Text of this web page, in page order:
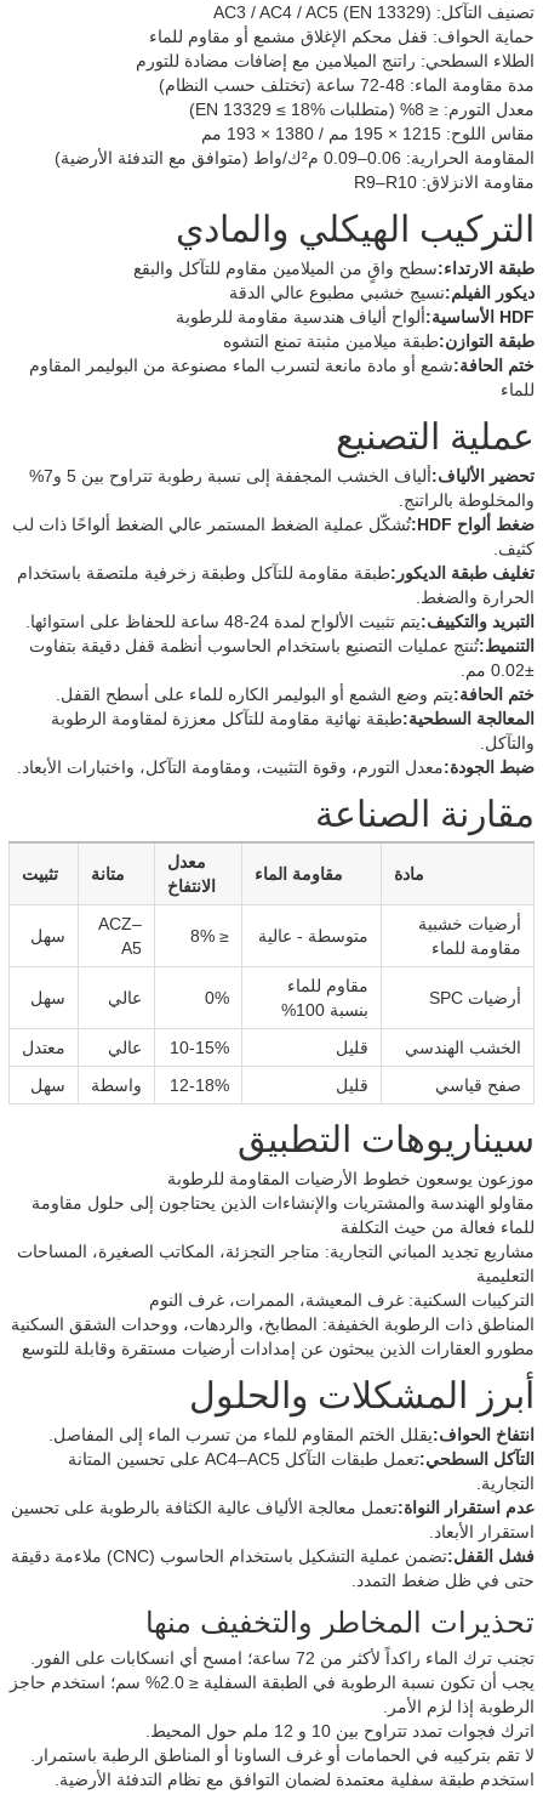
تصنيف التآكل: AC3 / AC4 / AC5 (EN 13329)
حماية الحواف: قفل محكم الإغلاق مشمع أو مقاوم للماء
الطلاء السطحي: راتنج الميلامين مع إضافات مضادة للتورم
مدة مقاومة الماء: 48-72 ساعة (تختلف حسب النظام)
معدل التورم: ≤ 8% (متطلبات EN 13329 ≤ 18%)
مقاس اللوح: 1215 × 195 مم / 1380 × 193 مم
المقاومة الحرارية: 0.06–0.09 م²ك/واط (متوافق مع التدفئة الأرضية)
مقاومة الانزلاق: R9–R10
التركيب الهيكلي والمادي
طبقة الارتداء:سطح واقٍ من الميلامين مقاوم للتآكل والبقع
ديكور الفيلم:نسيج خشبي مطبوع عالي الدقة
HDF الأساسية:
ألواح ألياف هندسية مقاومة للرطوبة
طبقة التوازن:طبقة ميلامين مثبتة تمنع التشوه
ختم الحافة:شمع أو مادة مانعة لتسرب الماء مصنوعة من البوليمر المقاوم
للماء
عملية التصنيع
تحضير الألياف:
ألياف الخشب المجففة إلى نسبة رطوبة تتراوح بين 5 و7%
والمخلوطة بالراتنج.
ضغط ألواح HDF:
تُشكّل عملية الضغط المستمر عالي الضغط ألواحًا ذات لب
كثيف.
تغليف طبقة الديكور:طبقة مقاومة للتآكل وطبقة زخرفية ملتصقة باستخدام
الحرارة والضغط.
التبريد والتكييف:يتم تثبيت الألواح لمدة 24-48 ساعة للحفاظ على استوائها.
التنميط:تُنتج عمليات التصنيع باستخدام الحاسوب أنظمة قفل دقيقة بتفاوت
±0.02 مم.
ختم الحافة:يتم وضع الشمع أو البوليمر الكاره للماء على أسطح القفل.
المعالجة السطحية:طبقة نهائية مقاومة للتآكل معززة لمقاومة الرطوبة
والتآكل.
ضبط الجودة:معدل التورم، وقوة التثبيت، ومقاومة التآكل، واختبارات الأبعاد.
مقارنة الصناعة
مادة مقاومة الماء
معدل
الانتفاخ
متانة تثبيت
أرضيات خشبية
مقاومة للماء
متوسطة - عالية ≤ 8%
ACZ–
A5
سهل
أرضيات SPC
مقاوم للماء
بنسبة 100%
0% عالي سهل
الخشب الهندسي قليل 10-15% عالي
معتدل
صفح قياسي
قليل 12-18% واسطة سهل
سيناريوهات التطبيق
موزعون يوسعون خطوط الأرضيات المقاومة للرطوبة
مقاولو الهندسة والمشتريات والإنشاءات الذين يحتاجون إلى حلول مقاومة
للماء فعالة من حيث التكلفة
مشاريع تجديد المباني التجارية: متاجر التجزئة، المكاتب الصغيرة، المساحات
التعليمية
التركيبات السكنية: غرف المعيشة، الممرات، غرف النوم
المناطق ذات الرطوبة الخفيفة: المطابخ، والردهات، ووحدات الشقق السكنية
مطورو العقارات الذين يبحثون عن إمدادات أرضيات مستقرة وقابلة للتوسع
أبرز المشكلات والحلول
انتفاخ الحواف:يقلل الختم المقاوم للماء من تسرب الماء إلى المفاصل.
التآكل السطحي:
تعمل طبقات التآكل AC4–AC5 على تحسين المتانة
التجارية.
عدم استقرار النواة:تعمل معالجة الألياف عالية الكثافة بالرطوبة على تحسين
استقرار الأبعاد.
فشل القفل:
تضمن عملية التشكيل باستخدام الحاسوب (CNC) ملاءمة دقيقة
حتى في ظل ضغط التمدد.
تحذيرات المخاطر والتخفيف منها
تجنب ترك الماء راكداً لأكثر من 72 ساعة؛ امسح أي انسكابات على الفور.
يجب أن تكون نسبة الرطوبة في الطبقة السفلية ≤ 2.0% سم؛ استخدم حاجز
الرطوبة إذا لزم الأمر.
اترك فجوات تمدد تتراوح بين 10 و 12 ملم حول المحيط.
لا تقم بتركيبه في الحمامات أو غرف الساونا أو المناطق الرطبة باستمرار.
استخدم طبقة سفلية معتمدة لضمان التوافق مع نظام التدفئة الأرضية.